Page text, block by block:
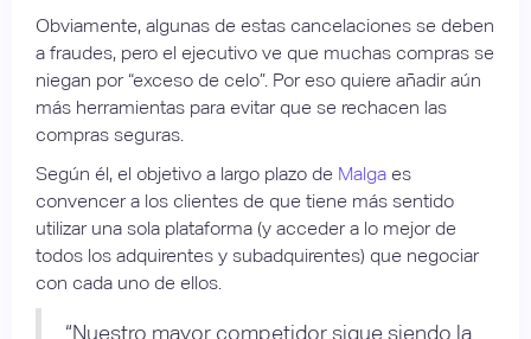
Obviamente, algunas de estas cancelaciones se deben
a fraudes, pero el ejecutivo ve que muchas compras se
niegan por “exceso de celo”. Por eso quiere añadir aún
más herramientas para evitar que se rechacen las
compras seguras.
Según él, el objetivo a largo plazo de Malga es
convencer a los clientes de que tiene más sentido
utilizar una sola plataforma (y acceder a lo mejor de
todos los adquirentes y subadquirentes) que negociar
con cada uno de ellos.
“Nuestro mayor competidor sigue siendo la